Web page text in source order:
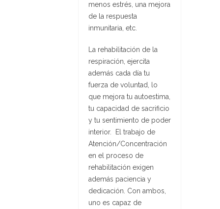
menos estrés, una mejora
de la respuesta
inmunitaria, etc.
La rehabilitación de la
respiración, ejercita
además cada día tu
fuerza de voluntad, lo
que mejora tu autoestima,
tu capacidad de sacrificio
y tu sentimiento de poder
interior. El trabajo de
Atención/Concentración
en el proceso de
rehabilitación exigen
además paciencia y
dedicación. Con ambos,
uno es capaz de